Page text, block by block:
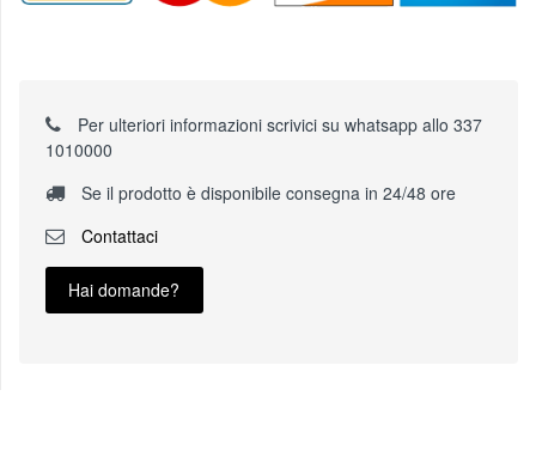
Per ulteriori informazioni scrivici su whatsapp allo 337
1010000
Se il prodotto è disponibile consegna in 24/48 ore
Contattaci
Hai domande?